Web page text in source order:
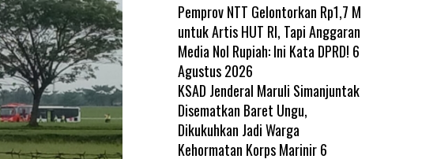
Pemprov NTT Gelontorkan Rp1,7 M
untuk Artis HUT RI, Tapi Anggaran
Media Nol Rupiah: Ini Kata DPRD! 6
Agustus 2026
KSAD Jenderal Maruli Simanjuntak
Disematkan Baret Ungu,
Dikukuhkan Jadi Warga
Kehormatan Korps Marinir 6